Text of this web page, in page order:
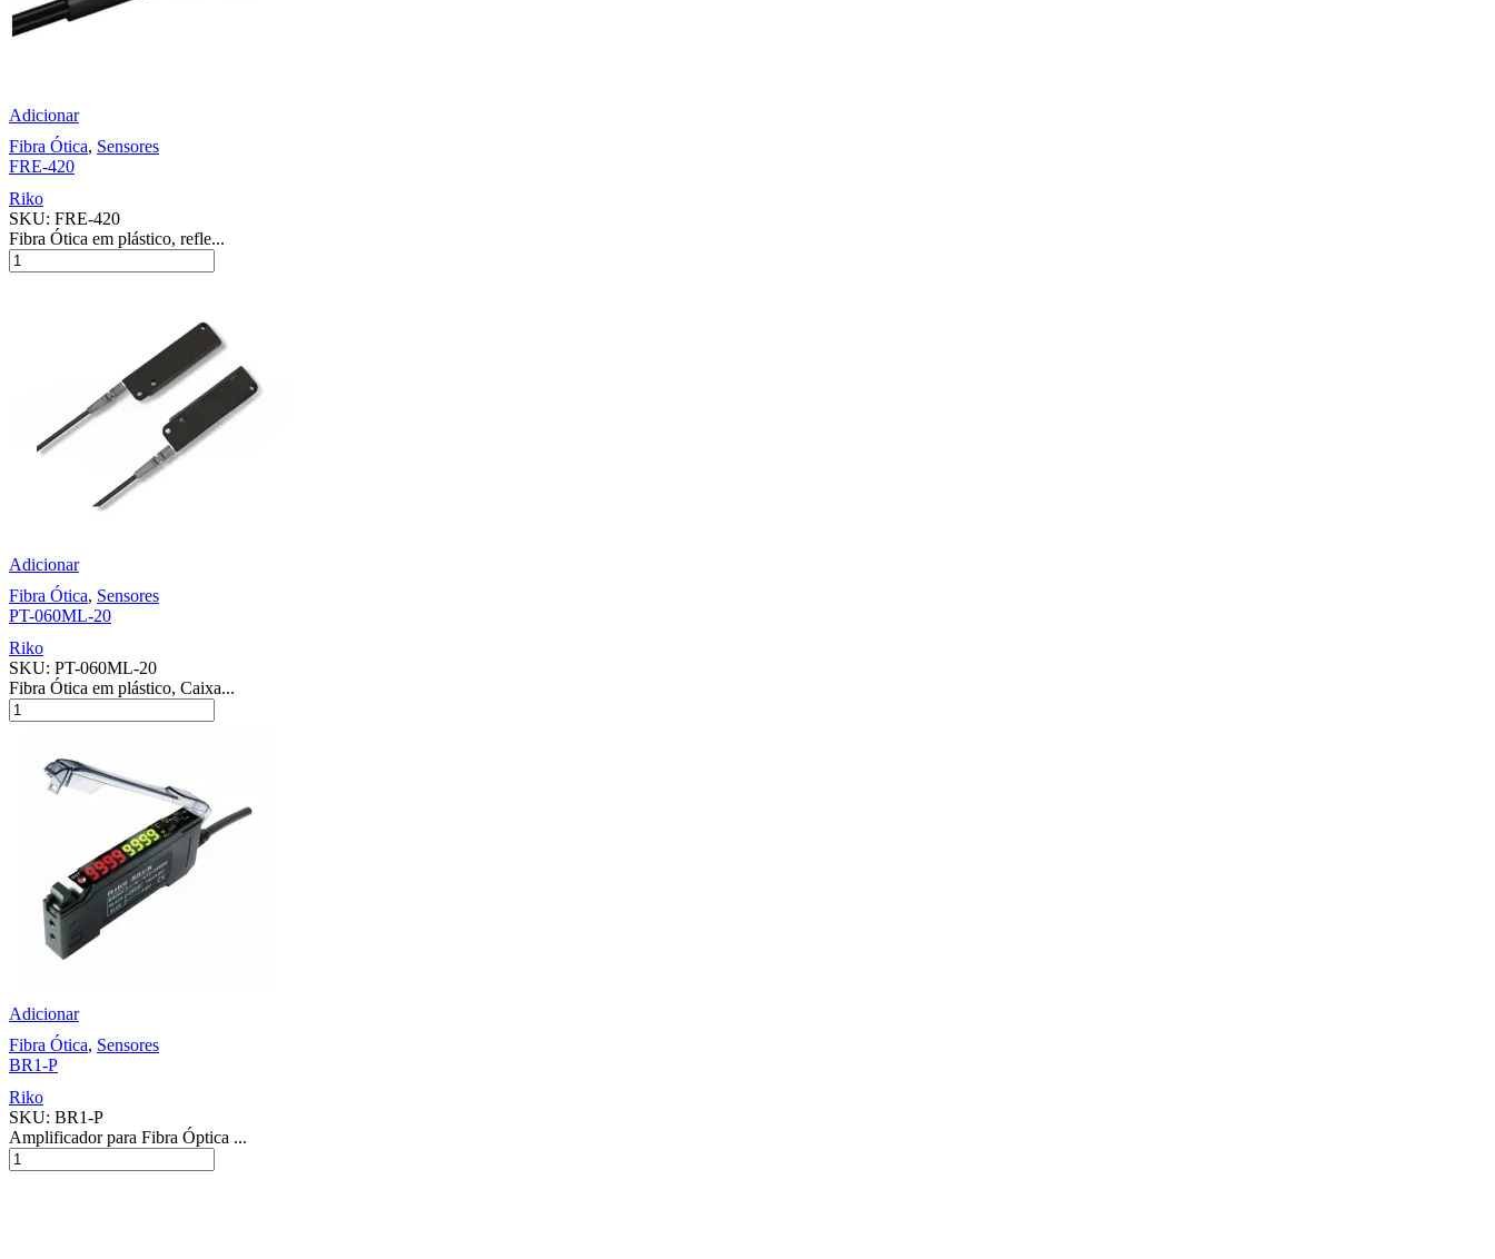
Adicionar
Fibra Ótica, Sensores
FRE-420
Riko
SKU: FRE-420
Fibra Ótica em plástico, refle...
Adicionar
Fibra Ótica, Sensores
PT-060ML-20
Riko
SKU: PT-060ML-20
Fibra Ótica em plástico, Caixa...
Adicionar
Fibra Ótica, Sensores
BR1-P
Riko
SKU: BR1-P
Amplificador para Fibra Óptica ...